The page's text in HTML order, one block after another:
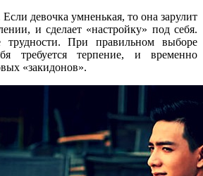
девочка умненькая, то она зарулит
и сделает «настройку» под себя.
трудности. При правильном выборе
требуется терпение, и временно
«закидонов».